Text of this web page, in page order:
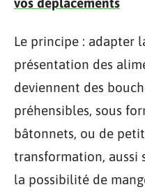
Le principe : adapter
présentation des
deviennent des
préhensibles, sous
bâtonnets, ou de
transformation, aussi
la possibilité de